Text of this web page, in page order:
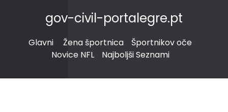
gov-civil-portalegre.pt
Glavni Žena športnica
Športnikov oče
Novice NFL
Najboljši Seznami